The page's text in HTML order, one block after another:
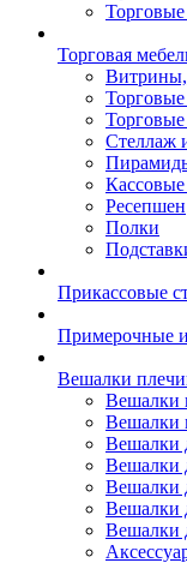
Торговая
Стеллаж
Ресепшен
Полки
Прикассовые
Примерочные
Вешалки
Вешалки
Вешалки
Вешалки
Вешалки
Вешалки
Вешалки
Вешалки